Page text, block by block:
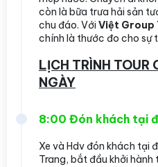
còn là bữa trưa hải sản
chu đáo. Với Việt Group
chính là thước đo cho sự
LỊCH TRÌNH TOUR
NGÀY
8:00 Đón khách tại
Xe và Hdv đón khách tại
Trang, bắt đầu khởi hành